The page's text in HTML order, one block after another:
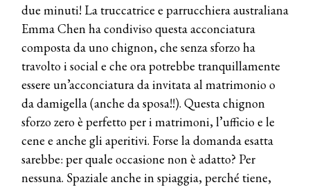
due minuti! La truccatrice e parrucchiera australiana
Emma Chen ha condiviso questa acconciatura
composta da uno chignon, che senza sforzo ha
travolto i social e che ora potrebbe tranquillamente
essere un’acconciatura da invitata al matrimonio o
da damigella (anche da sposa!!). Questa chignon
sforzo zero è perfetto per i matrimoni, l’ufficio e le
cene e anche gli aperitivi. Forse la domanda esatta
sarebbe: per quale occasione non è adatto? Per
nessuna. Spaziale anche in spiaggia, perché tiene,